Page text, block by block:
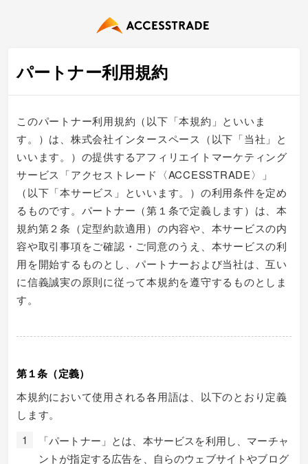
パートナー利用規約
このパートナー利用規約（以下「本規約」といいま
す。）は、株式会社インタースペース（以下「当社」と
いいます。）の提供するアフィリエイトマーケティング
サービス「アクセストレード〈ACCESSTRADE〉」
（以下「本サービス」といいます。）の利用条件を定め
るものです。パートナー（第１条で定義します）は、本
規約第２条（定型約款適用）の内容や、本サービスの内
容や取引事項をご確認・ご同意のうえ、本サービスの利
用を開始するものとし、パートナーおよび当社は、互い
に信義誠実の原則に従って本規約を遵守するものとしま
す。
第１条（定義）
本規約において使用される各用語は、以下のとおり定義
します。
「パートナー」とは、本サービスを利用し、マーチャ
ントが指定する広告を、自らのウェブサイトやブログ